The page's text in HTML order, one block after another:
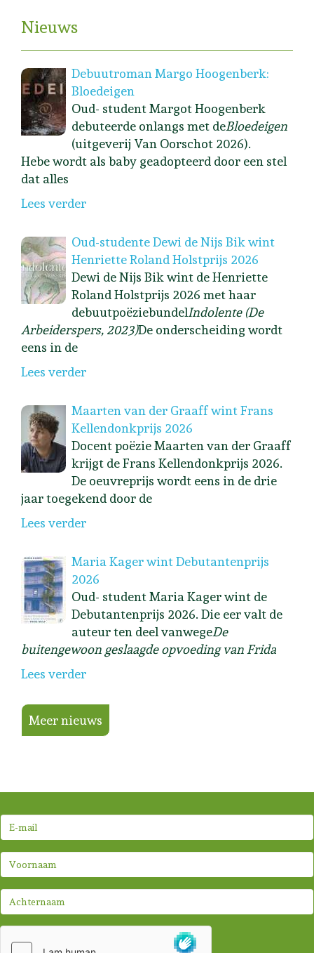
Nieuws
Debuutroman Margo Hoogenberk:
Bloedeigen
Oud- student Margot Hoogenberk
debuteerde onlangs met deBloedeigen
(uitgeverij Van Oorschot 2026).
Hebe wordt als baby geadopteerd door een stel
dat alles
Lees verder
Oud-studente Dewi de Nijs Bik wint
Henriette Roland Holstprijs 2026
Dewi de Nijs Bik wint de Henriette
Roland Holstprijs 2026 met haar
debuutpoëziebundelIndolente (De
Arbeiderspers, 2023)De onderscheiding wordt
eens in de
Lees verder
Maarten van der Graaff wint Frans
Kellendonkprijs 2026
Docent poëzie Maarten van der Graaff
krijgt de Frans Kellendonkprijs 2026.
De oeuvreprijs wordt eens in de drie
jaar toegekend door de
Lees verder
Maria Kager wint Debutantenprijs
2026
Oud- student Maria Kager wint de
Debutantenprijs 2026. Die eer valt de
auteur ten deel vanwegeDe
buitengewoon geslaagde opvoeding van Frida
Lees verder
Meer nieuws